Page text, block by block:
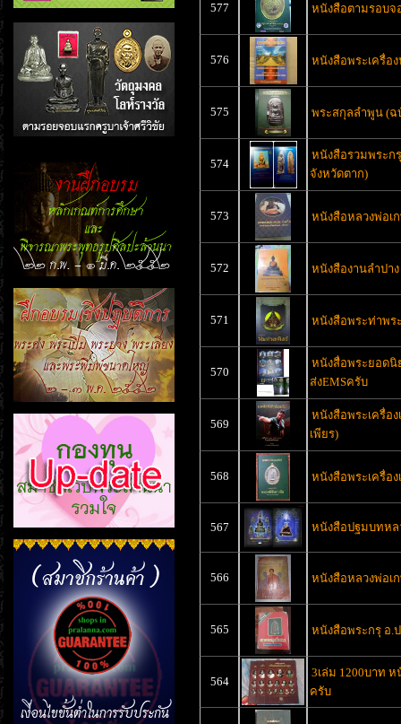
577 หนังสือตามรอบจ
576 หนังสือพระเครื่อง
575 พระสกุลลำพูน (ฉ
574
หนังสือรวมพระก
จังหวัดตาก)
573 หนังสือหลวงพ่อเ
572 หนังสืองานลำปา
571 หนังสือพระท่าพร
570
หนังสื่อพระยอดนิ
ส่งEMSครับ
569
หนังสือพระเครื่อ
เพียร)
568 หนังสือพระเครื่อ
567 หนังสือปฐมบทห
566 หนังสือหลวงพ่อเ
565 หนังสือพระกรุ อ.
564
3เล่ม 1200บาท
ครับ